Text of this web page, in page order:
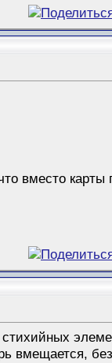
вместо
вмещается,